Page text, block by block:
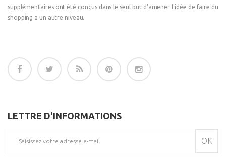
supplémentaires ont été conçus dans le seul but d'amener l'idée de faire du
shopping a un autre niveau.
LETTRE D'INFORMATIONS
OK